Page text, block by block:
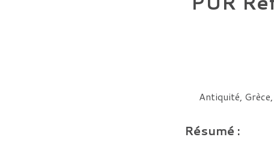
Antiquité,
Résumé :